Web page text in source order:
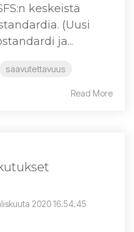
keskeistä
(Uusi
ja...
saavutettavuus
Read More
2020 16.54.45